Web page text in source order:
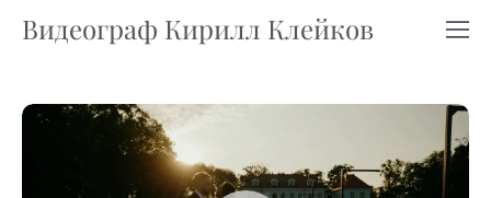
Видеограф Кирилл Клейков